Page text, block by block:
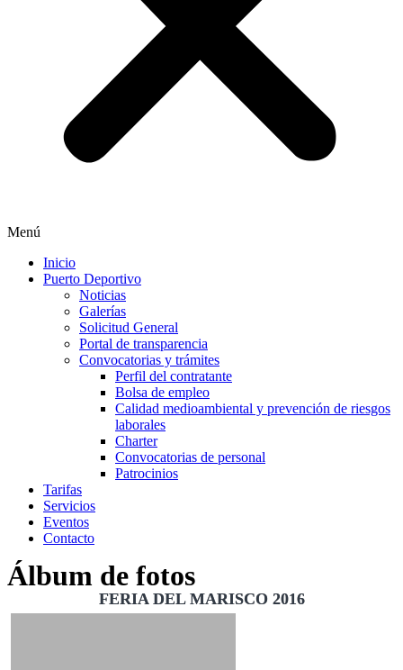
Menú
Inicio
Puerto Deportivo
Noticias
Galerías
Solicitud General
Portal de transparencia
Convocatorias y trámites
Perfil del contratante
Bolsa de empleo
Calidad medioambiental y prevención de riesgos
laborales
Charter
Convocatorias de personal
Patrocinios
Tarifas
Servicios
Eventos
Contacto
Álbum de fotos
FERIA DEL MARISCO 2016